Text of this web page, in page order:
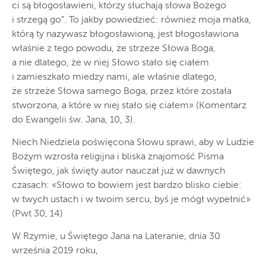
ci są błogosławieni, którzy słuchają słowa Bożego
i strzegą go”. To jakby powiedzieć: również moja matka,
którą ty nazywasz błogosławioną, jest błogosławiona
właśnie z tego powodu, że strzeże Słowa Boga,
a nie dlatego, że w niej Słowo stało się ciałem
i zamieszkało miedzy nami, ale właśnie dlatego,
że strzeże Słowa samego Boga, przez które została
stworzona, a które w niej stało się ciałem» (Komentarz
do Ewangelii św. Jana, 10, 3).
Niech Niedziela poświęcona Słowu sprawi, aby w Ludzie
Bożym wzrosła religijna i bliska znajomość Pisma
Świętego, jak święty autor nauczał już w dawnych
czasach: «Słowo to bowiem jest bardzo blisko ciebie:
w twych ustach i w twoim sercu, byś je mógł wypełnić»
(Pwt 30, 14)
W Rzymie, u Świętego Jana na Lateranie, dnia 30
września 2019 roku,